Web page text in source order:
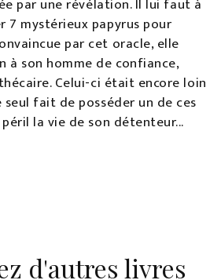
par une révélation. Il lui faut à
7 mystérieux papyrus pour
par cet oracle, elle
à son homme de confiance,
Celui-ci était encore loin
fait de posséder un de ces
la vie de son détenteur...
d'autres livres